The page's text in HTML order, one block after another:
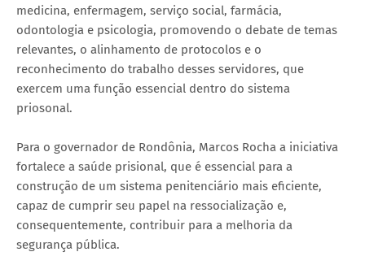
medicina, enfermagem, serviço social, farmácia,
odontologia e psicologia, promovendo o debate de temas
relevantes, o alinhamento de protocolos e o
reconhecimento do trabalho desses servidores, que
exercem uma função essencial dentro do sistema
priosonal.
Para o governador de Rondônia, Marcos Rocha a iniciativa
fortalece a saúde prisional, que é essencial para a
construção de um sistema penitenciário mais eficiente,
capaz de cumprir seu papel na ressocialização e,
consequentemente, contribuir para a melhoria da
segurança pública.